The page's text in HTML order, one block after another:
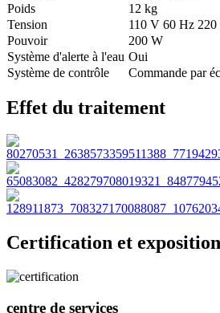
Poids
12 kg
Tension
110 V 60 Hz
Pouvoir
200 W
Système d'alerte à l'eau Oui
Système de contrôle
Commande par
Effet du traitement
Certification et exposition
centre de services